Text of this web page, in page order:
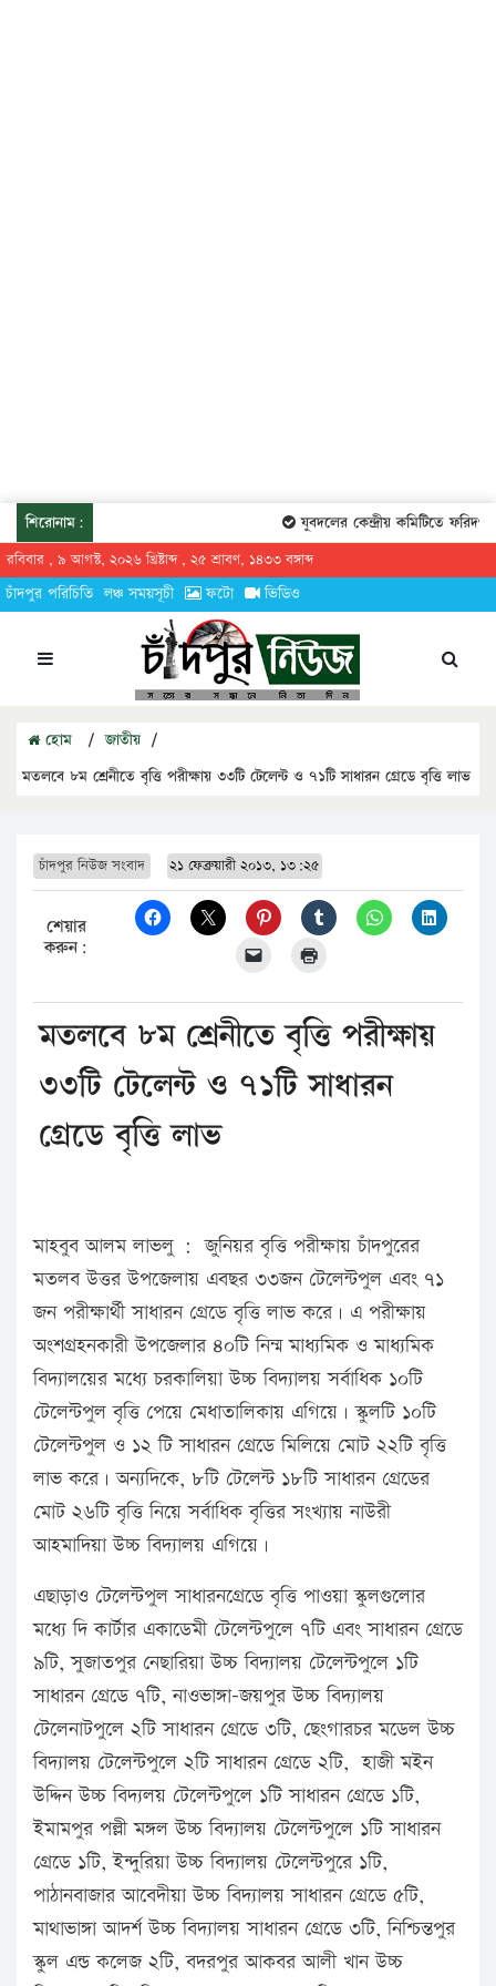
শিরোনাম: যুবদলের কেন্দ্রীয় কমিটিতে
রবিবার , ৯ আগস্ট, ২০২৬ খ্রিষ্টাব্দ , ২৫ শ্রাবণ, ১৪৩৩ বঙ্গাব্দ
চাঁদপুর পরিচিতি লঞ্চ সময়সূচী ফটো ভিডিও
হোম / জাতীয় /
মতলবে ৮ম শ্রেনীতে বৃত্তি পরীক্ষায় ৩৩টি টেলেন্ট ও ৭১টি সাধারন গ্রেডে বৃত্তি লাভ
চাঁদপুর নিউজ সংবাদ ২১ ফেব্রুয়ারী ২০১৩, ১৩:২৫
শেয়ার
করুন:
মতলবে ৮ম শ্রেনীতে বৃত্তি পরীক্ষায়
৩৩টি টেলেন্ট ও ৭১টি সাধারন
গ্রেডে বৃত্তি লাভ
মাহবুব আলম লাভলু : জুনিয়র বৃত্তি পরীক্ষায় চাঁদপুরের
মতলব উত্তর উপজেলায় এবছর ৩৩জন টেলেন্টপুল এবং ৭১
জন পরীক্ষার্থী সাধারন গ্রেডে বৃত্তি লাভ করে। এ পরীক্ষায়
অংশগ্রহনকারী উপজেলার ৪০টি নিন্ম মাধ্যমিক ও মাধ্যমিক
বিদ্যালয়ের মধ্যে চরকালিয়া উচ্চ বিদ্যালয় সর্বাধিক ১০টি
টেলেন্টপুল বৃত্তি পেয়ে মেধাতালিকায় এগিয়ে। স্কুলটি ১০টি
টেলেন্টপুল ও ১২ টি সাধারন গ্রেডে মিলিয়ে মোট ২২টি বৃত্তি
লাভ করে। অন্যদিকে, ৮টি টেলেন্ট ১৮টি সাধারন গ্রেডের
মোট ২৬টি বৃত্তি নিয়ে সর্বাধিক বৃত্তির সংখ্যায় নাউরী
আহমাদিয়া উচ্চ বিদ্যালয় এগিয়ে।
এছাড়াও টেলেন্টপুল সাধারনগ্রেডে বৃত্তি পাওয়া স্কুলগুলোর
মধ্যে দি কার্টার একাডেমী টেলেন্টপুলে ৭টি এবং সাধারন গ্রেডে
৯টি, সুজাতপুর নেছারিয়া উচ্চ বিদ্যালয় টেলেন্টপুলে ১টি
সাধারন গ্রেডে ৭টি, নাওভাঙ্গা-জয়পুর উচ্চ বিদ্যালয়
টেলেনাটপুলে ২টি সাধারন গ্রেডে ৩টি, ছেংগারচর মডেল উচ্চ
বিদ্যালয় টেলেন্টপুলে ২টি সাধারন গ্রেডে ২টি, হাজী মইন
উদ্দিন উচ্চ বিদ্যলয় টেলেন্টপুলে ১টি সাধারন গ্রেডে ১টি,
ইমামপুর পল্লী মঙ্গল উচ্চ বিদ্যালয় টেলেন্টপুলে ১টি সাধারন
গ্রেডে ১টি, ইন্দুরিয়া উচ্চ বিদ্যালয় টেলেন্টপুরে ১টি,
পাঠানবাজার আবেদীয়া উচ্চ বিদ্যালয় সাধারন গ্রেডে ৫টি,
মাথাভাঙ্গা আদর্শ উচ্চ বিদ্যালয় সাধারন গ্রেডে ৩টি, নিশ্চিন্তপুর
স্কুল এন্ড কলেজ ২টি, বদরপুর আকবর আলী খান উচ্চ